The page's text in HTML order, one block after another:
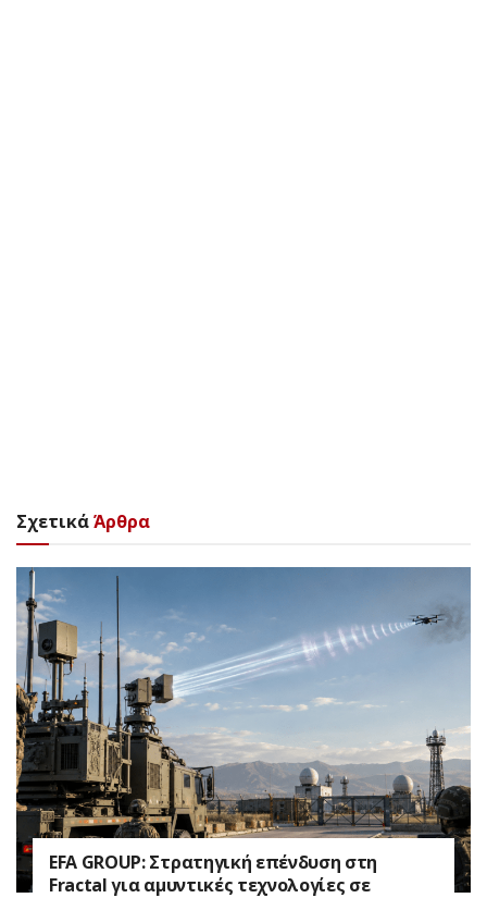
ΣχετικάΆρθρα
EFA GROUP: Στρατηγική επένδυση στη
Fractal για αμυντικές τεχνολογίες σε